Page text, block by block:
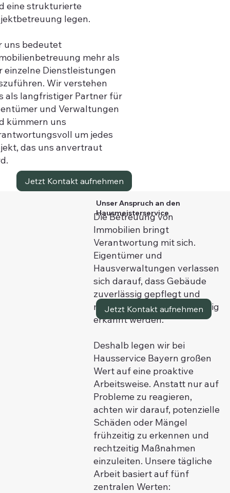
eine strukturierte
legen.
uns bedeutet
mehr als
einzelne Dienstleistungen
Wir verstehen
als langfristiger Partner für
und Verwaltungen
kümmern uns
um jedes
das uns anvertraut
Jetzt Kontakt aufnehmen
Unser Anspruch an den
Hausmeisterservice
Die Betreuung von
Immobilien bringt
Verantwortung mit sich.
Eigentümer und
Hausverwaltungen verlassen
sich darauf, dass Gebäude
zuverlässig gepflegt und
mögliche Probleme frühzeitig
erkannt werden.
Deshalb legen wir bei
Hausservice Bayern großen
Wert auf eine proaktive
Arbeitsweise. Anstatt nur auf
Probleme zu reagieren,
achten wir darauf, potenzielle
Schäden oder Mängel
frühzeitig zu erkennen und
rechtzeitig Maßnahmen
einzuleiten. Unsere tägliche
Arbeit basiert auf fünf
zentralen Werten:
Jetzt Kontakt aufnehmen